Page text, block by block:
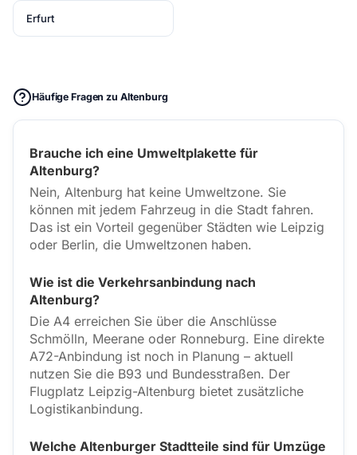
Erfurt
Häufige Fragen zu Altenburg
Brauche ich eine Umweltplakette für
Altenburg?
Nein, Altenburg hat keine Umweltzone. Sie
können mit jedem Fahrzeug in die Stadt fahren.
Das ist ein Vorteil gegenüber Städten wie Leipzig
oder Berlin, die Umweltzonen haben.
Wie ist die Verkehrsanbindung nach
Altenburg?
Die A4 erreichen Sie über die Anschlüsse
Schmölln, Meerane oder Ronneburg. Eine direkte
A72-Anbindung ist noch in Planung – aktuell
nutzen Sie die B93 und Bundesstraßen. Der
Flugplatz Leipzig-Altenburg bietet zusätzliche
Logistikanbindung.
Welche Altenburger Stadtteile sind für Umzüge